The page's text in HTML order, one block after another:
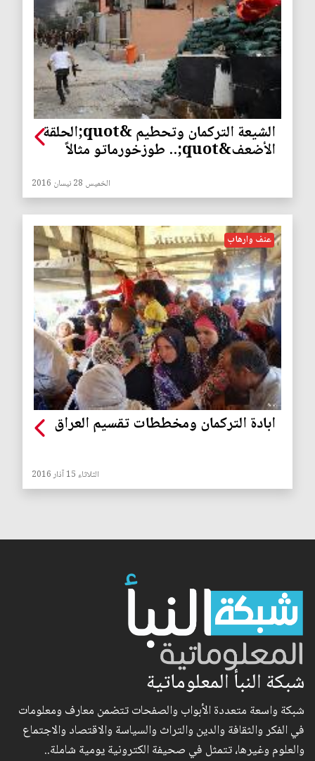
الشيعة التركمان وتحطيم &quot;الحلقة
الأضعف&quot;.. طوزخورماتو مثالاً
الخميس 28 نيسان 2016
عنف وارهاب
ابادة التركمان ومخططات تقسيم العراق
الثلاثاء 15 آذار 2016
شبكة النبأ المعلوماتية
شبكة واسعة متعددة الأبواب والصفحات تتضمن معارف ومعلومات
في الفكر والثقافة والدين والتراث والسياسة والاقتصاد والاجتماع
والعلوم وغيرها، تتمثل في صحيفة الكترونية يومية شاملة..